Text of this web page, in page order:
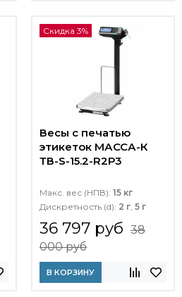
Скидка 3%
Весы с печатью
этикеток МАССА-К
ТВ-S-15.2-R2Р3
Макс. вес (НПВ): 15 кг
Дискретность (d): 2 г, 5 г
36 797 руб 38
000 руб
В КОРЗИНУ